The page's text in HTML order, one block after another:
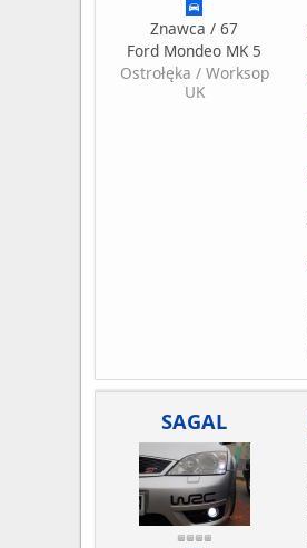
Znawca / 67
Ford Mondeo MK 5
Ostrołęka / Worksop
UK
SAGAL